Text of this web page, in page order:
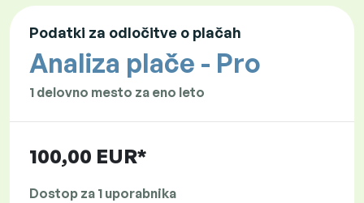
Podatki za odločitve o plačah
Analiza plače - Pro
1 delovno mesto za eno leto
100,00 EUR*
Dostop za 1 uporabnika